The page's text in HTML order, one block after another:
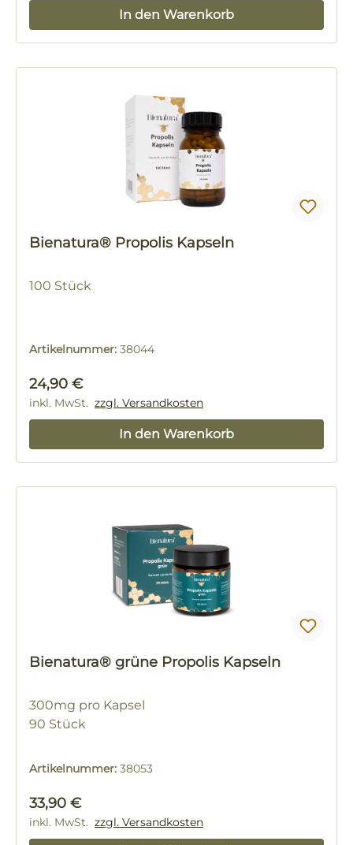
In den Warenkorb
Bienatura® Propolis Kapseln
100 Stück
Artikelnummer: 38044
Regulärer Preis:
24,90 €
inkl. MwSt. zzgl. Versandkosten
In den Warenkorb
Bienatura® grüne Propolis Kapseln
300mg pro Kapsel
90 Stück
Artikelnummer: 38053
Regulärer Preis:
33,90 €
inkl. MwSt. zzgl. Versandkosten